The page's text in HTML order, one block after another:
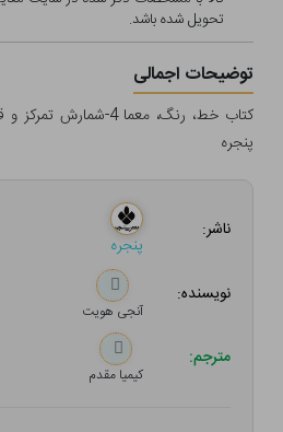
تحویل شده باشد.
توضیحات اجمالی
کتاب خط، رنگ، معما 4-
پنجره
ناشر:
پنجره
نویسنده:
آنجی هویت
مترجم:
کیمیا مقدم